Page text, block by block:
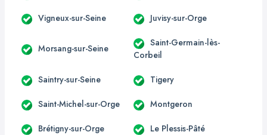
Vigneux-sur-Seine Juvisy-sur-Orge
Morsang-sur-Seine
Saint-Germain-lès-
Corbeil
Saintry-sur-Seine Tigery
Saint-Michel-sur-Orge Montgeron
Brétigny-sur-Orge Le Plessis-Pâté